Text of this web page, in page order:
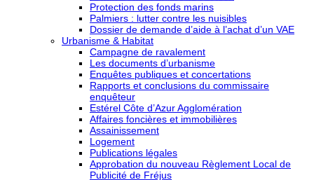
Protection des fonds marins
Palmiers : lutter contre les nuisibles
Dossier de demande d’aide à l’achat d’un VAE
Urbanisme & Habitat
Campagne de ravalement
Les documents d’urbanisme
Enquêtes publiques et concertations
Rapports et conclusions du commissaire
enquêteur
Estérel Côte d’Azur Agglomération
Affaires foncières et immobilières
Assainissement
Logement
Publications légales
Approbation du nouveau Règlement Local de
Publicité de Fréjus